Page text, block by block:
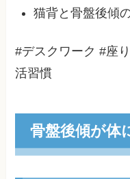
猫背と骨盤後傾
#デスクワーク #座
活習慣
骨盤後傾が体